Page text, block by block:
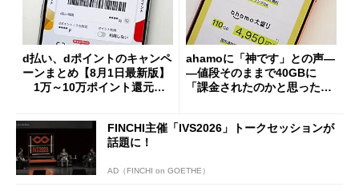
d払い、dポイントのキャンペ
ーンまとめ【8月1日最新版】
1万～10万ポイント還元の
ahamoに「神です」との声―
―値段そのままで40GBに
「課金されたのかと思った」
FINCHI主催「IVS2026」トークセッションが
話題に！
AD（FINCHI on GOETHE）